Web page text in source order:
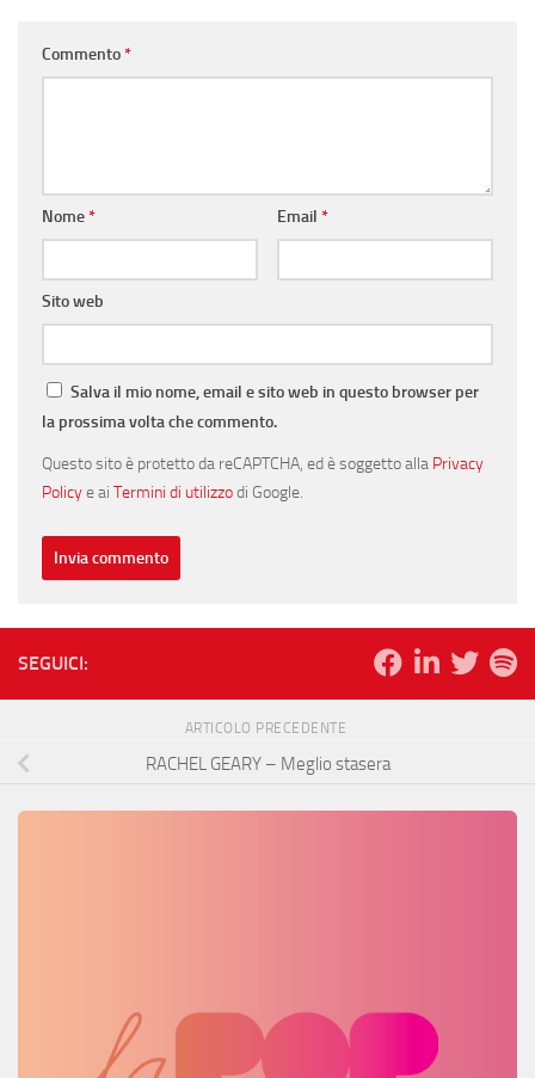
Commento*
Nome* Email *
Sito web
Salva il mio nome, email e sito web in questo browser per
la prossima volta che commento.
Questo sito è protetto da reCAPTCHA, ed è soggetto alla Privacy
Policye ai Termini di utilizzodi Google.
SEGUICI:
ARTICOLO PRECEDENTE
RACHEL GEARY – Meglio stasera